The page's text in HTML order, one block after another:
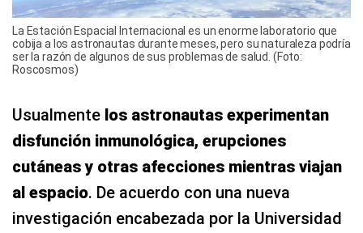
La Estación Espacial Internacional es un enorme laboratorio que
cobija a los astronautas durante meses, pero su naturaleza podría
ser la razón de algunos de sus problemas de salud. (Foto:
Roscosmos)
Usualmente los astronautas experimentan
disfunción inmunológica, erupciones
cutáneas y otras afecciones mientras viajan
al espacio. De acuerdo con una nueva
investigación encabezada por la Universidad